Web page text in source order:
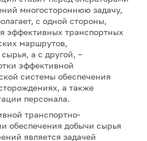
многостороннюю задачу,
с одной стороны,
эффективных транспортных
маршрутов,
а с другой, –
эффективной
системы обеспечения
а также
персонала.
транспортно-
обеспечения добычи сырья
является задачей